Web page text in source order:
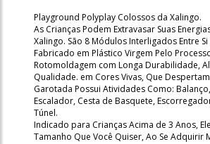
Playground Polyplay Colossos da Xalingo.
As Crianças Podem Extravasar Suas
Xalingo. São 8 Módulos Interligados Entre
Fabricado em Plástico Virgem Pelo
Rotomoldagem com Longa Durabilidade,
Qualidade. em Cores Vivas, Que
Garotada Possui Atividades Como:
Escalador, Cesta de Basquete,
Túnel.
Indicado para Crianças Acima de 3 Anos,
Tamanho Que Você Quiser, Ao Se Adquirir